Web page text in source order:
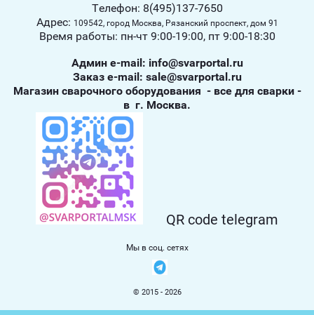
Телефон: 8(495)137-7650
Адрес: 109542, город Москва, Рязанский проспект, дом 91
Время работы: пн-чт 9:00-19:00, пт 9:00-18:30
Админ е-mail: info@svarportal.ru
Заказ е-mail: sale@svarportal.ru
Магазин сварочного оборудования - все для сварки -
в г. Москва.
QR code telegram
Мы в соц. сетях
© 2015 - 2026